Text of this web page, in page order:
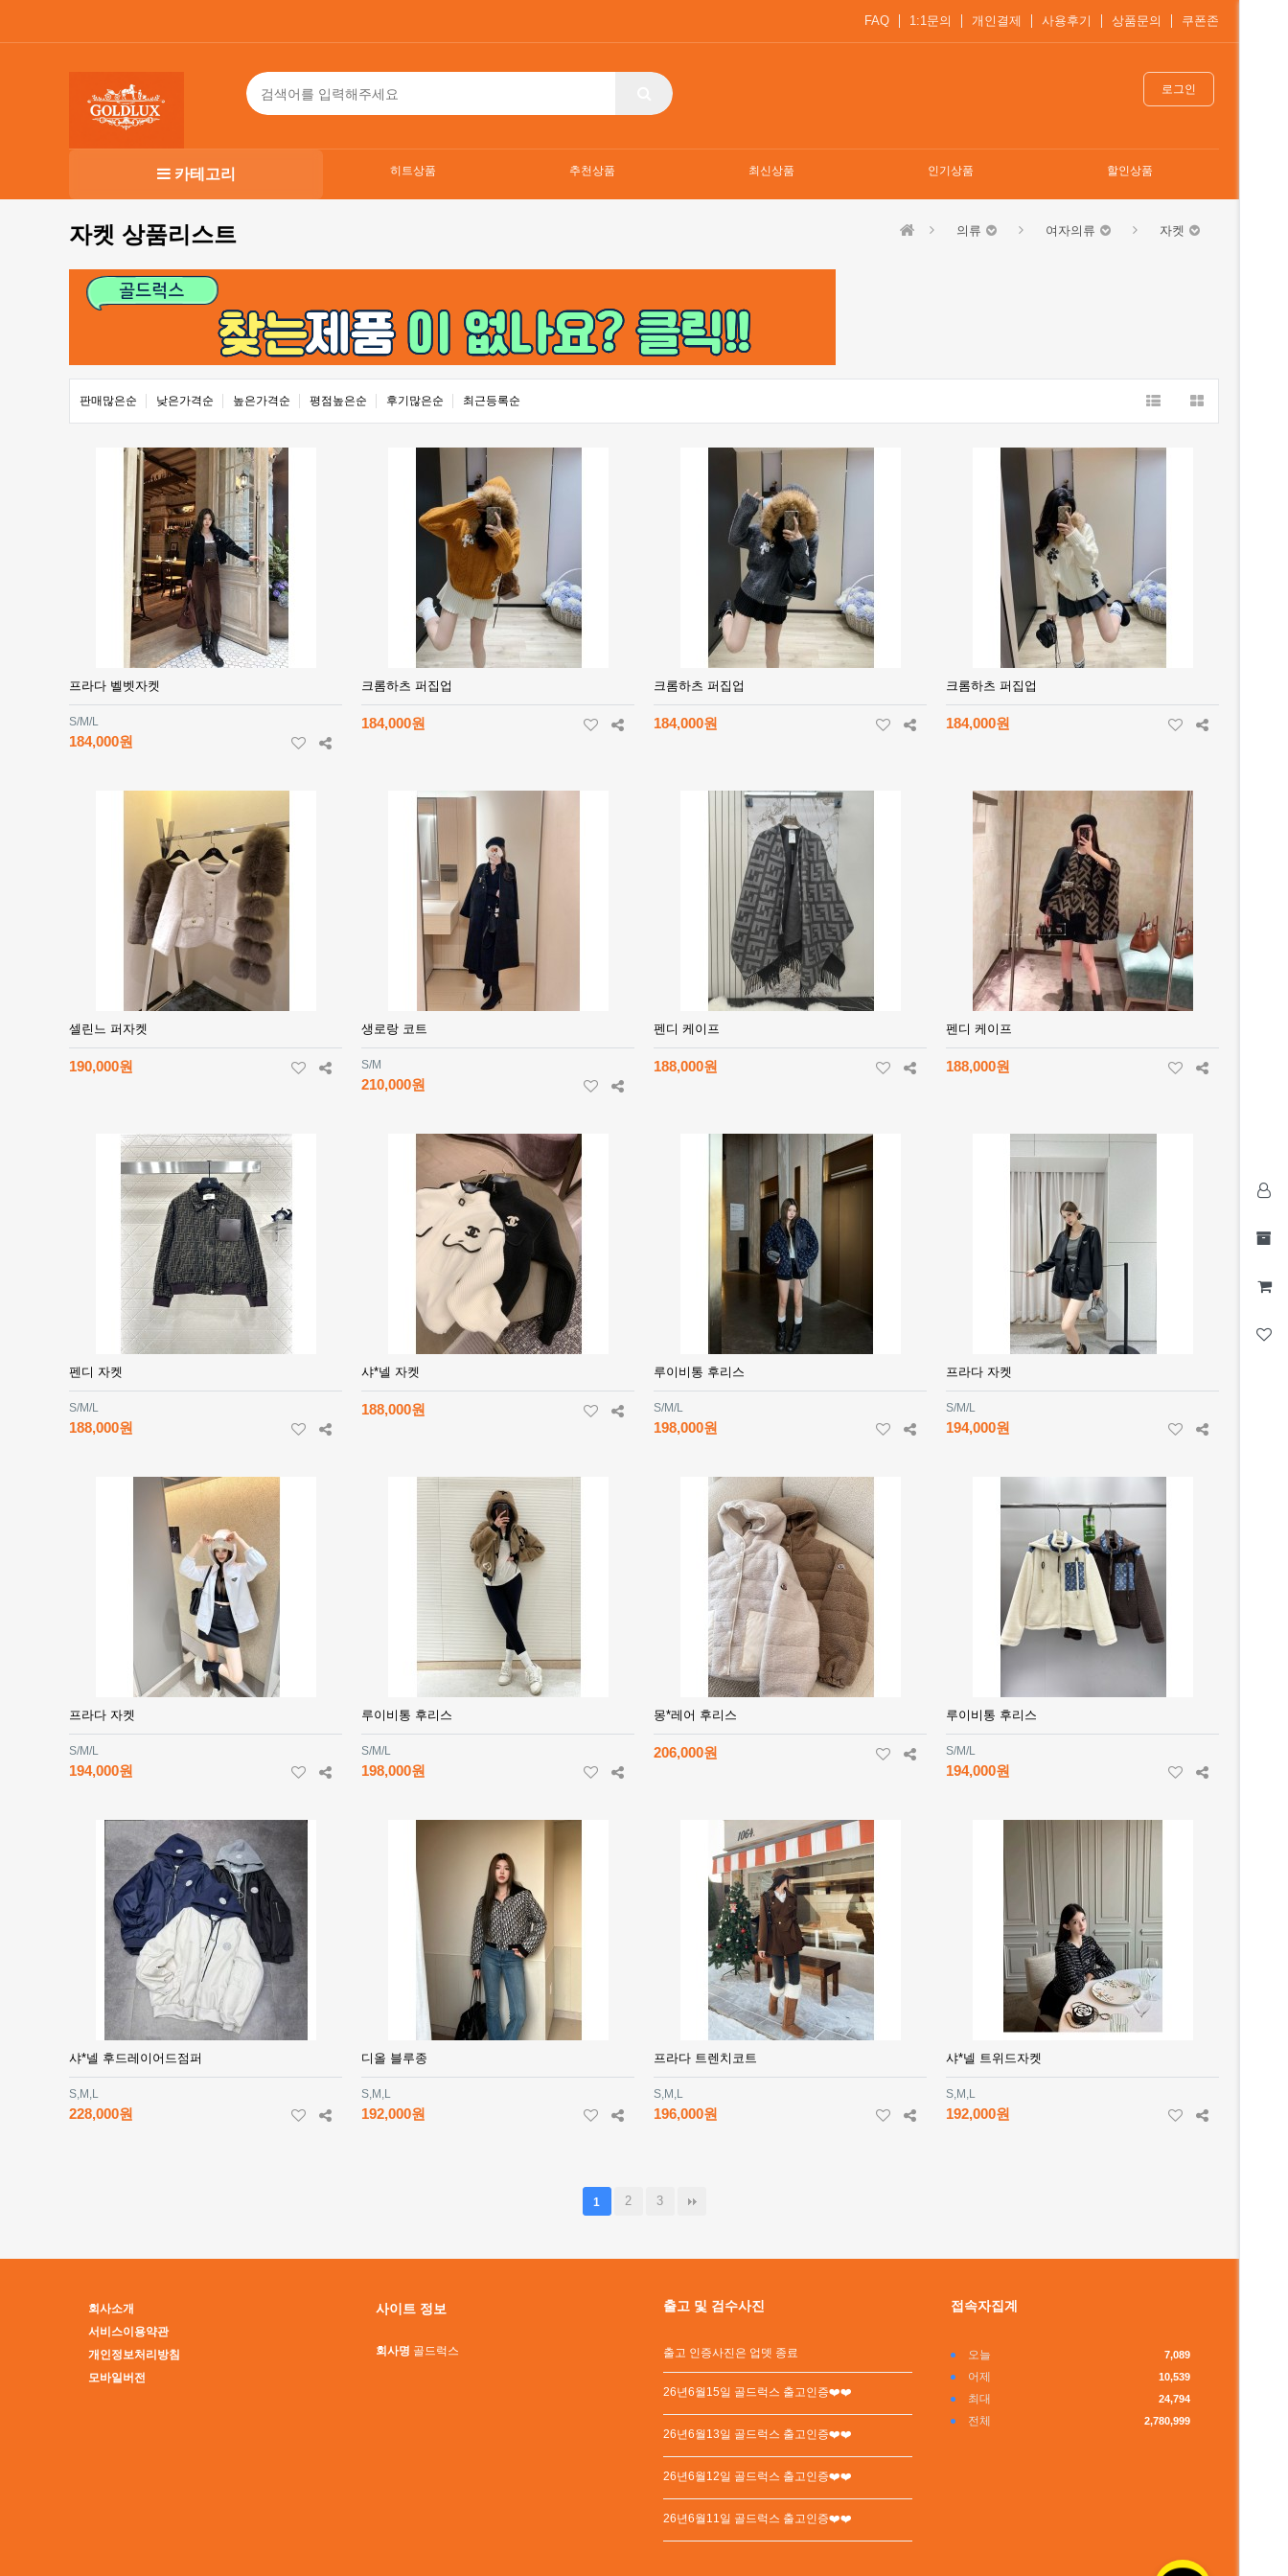
FAQ 1:1문의 개인결제 사용후기 상품문의 쿠폰존
로그인
카테고리 히트상품 추천상품 최신상품 인기상품 할인상품
자켓 상품리스트 의류 여자의류 자켓
판매많은순 낮은가격순 높은가격순 평점높은순 후기많은순 최근등록순
프라다 벨벳자켓
S/M/L
184,000원
크롬하츠 퍼집업
184,000원
크롬하츠 퍼집업
184,000원
크롬하츠 퍼집업
184,000원
셀린느 퍼자켓
190,000원
생로랑 코트
S/M
210,000원
펜디 케이프
188,000원
펜디 케이프
188,000원
펜디 자켓
S/M/L
188,000원
샤*넬 자켓
188,000원
루이비통 후리스
S/M/L
198,000원
프라다 자켓
S/M/L
194,000원
프라다 자켓
S/M/L
194,000원
루이비통 후리스
S/M/L
198,000원
몽*레어 후리스
206,000원
루이비통 후리스
S/M/L
194,000원
샤*넬 후드레이어드점퍼
S,M,L
228,000원
디올 블루종
S,M,L
192,000원
프라다 트렌치코트
S,M,L
196,000원
샤*넬 트위드자켓
S,M,L
192,000원
1 2 3
회사소개
서비스이용약관
개인정보처리방침
모바일버전
사이트 정보
회사명 골드럭스
출고 및 검수사진
출고 인증사진은 업뎃 종료
26년6월15일 골드럭스 출고인증❤️❤️
26년6월13일 골드럭스 출고인증❤️❤️
26년6월12일 골드럭스 출고인증❤️❤️
26년6월11일 골드럭스 출고인증❤️❤️
접속자집계
오늘 7,089
어제 10,539
최대 24,794
전체 2,780,999